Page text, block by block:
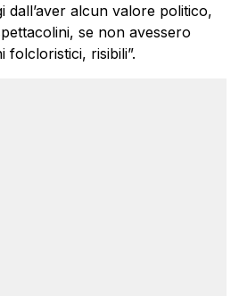
dall’aver alcun valore politico,
se non avessero
folcloristici, risibili”.